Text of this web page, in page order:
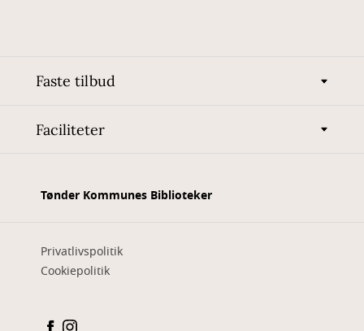
Faste tilbud
Faciliteter
Tønder Kommunes Biblioteker
Privatlivspolitik
Cookiepolitik